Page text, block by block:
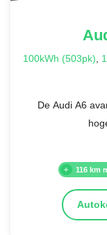
100kWh (503pk),
De Audi A6
116 km